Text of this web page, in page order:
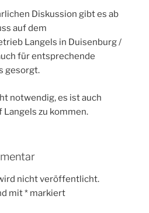
Diskussion gibt es ab
auf dem
Langels in Duisenburg /
für entsprechende
gesorgt.
notwendig, es ist auch
Langels zu kommen.
nicht veröffentlicht.
mit* markiert